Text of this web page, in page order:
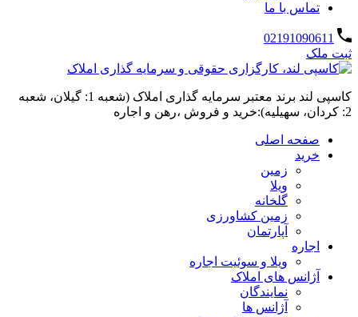
تماس با ما
02191090611
ثبت ملک
کاسپی لند برند معتبر سرمایه گذاری املاک (شعبه 1: گیلان، شعبه
2: کردان، سهیلیه):خرید و فروش ،رهن و اجاره
صفحه اصلی
خرید
زمین
ویلا
گلخانه
زمین کشاورزی
آپارتمان
اجاره
ویلا و سوئیت اجاره
آژانس های املاک
نمایندگان
آژانس ها